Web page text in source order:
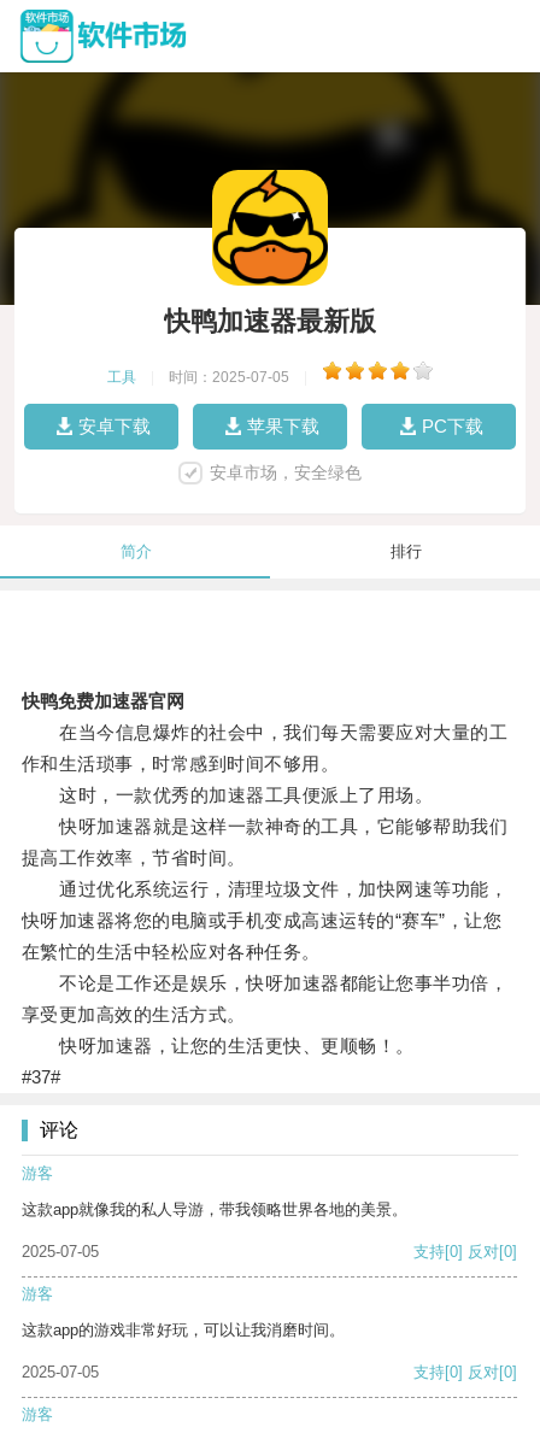
快鸭加速器最新版
工具 时间：2025-07-05
安卓下载 苹果下载 PC下载
安卓市场，安全绿色
简介 排行
快鸭免费加速器官网
在当今信息爆炸的社会中，我们每天需要应对大量的工
作和生活琐事，时常感到时间不够用。
这时，一款优秀的加速器工具便派上了用场。
快呀加速器就是这样一款神奇的工具，它能够帮助我们
提高工作效率，节省时间。
通过优化系统运行，清理垃圾文件，加快网速等功能，
快呀加速器将您的电脑或手机变成高速运转的“赛车”，让您
在繁忙的生活中轻松应对各种任务。
不论是工作还是娱乐，快呀加速器都能让您事半功倍，
享受更加高效的生活方式。
快呀加速器，让您的生活更快、更顺畅！。
#37#
评论
游客
这款app就像我的私人导游，带我领略世界各地的美景。
2025-07-05 支持[0] 反对[0]
游客
这款app的游戏非常好玩，可以让我消磨时间。
2025-07-05 支持[0] 反对[0]
游客